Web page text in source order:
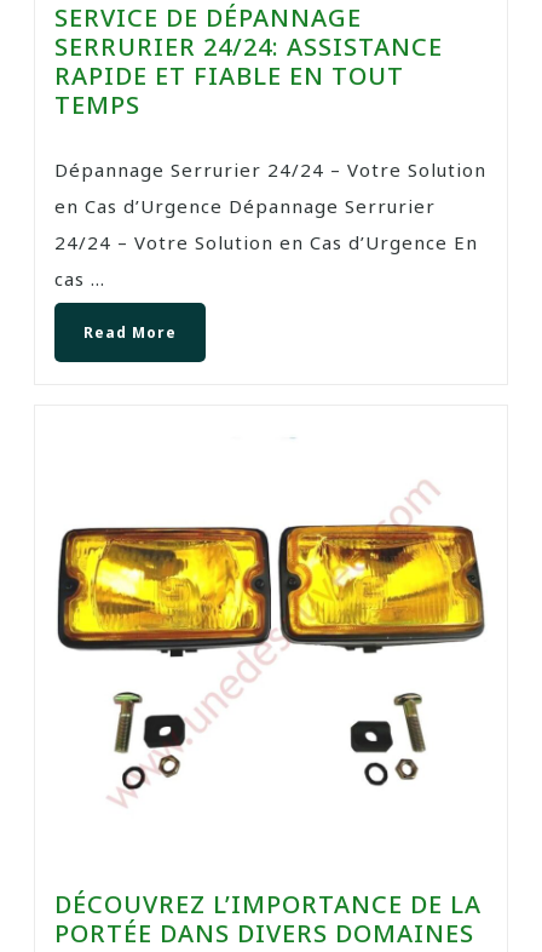
SERVICE DE DÉPANNAGE
SERRURIER 24/24: ASSISTANCE
RAPIDE ET FIABLE EN TOUT
TEMPS
Dépannage Serrurier 24/24 – Votre Solution
en Cas d’Urgence Dépannage Serrurier
24/24 – Votre Solution en Cas d’Urgence En
cas ...
Read More
DÉCOUVREZ L’IMPORTANCE DE LA
PORTÉE DANS DIVERS DOMAINES